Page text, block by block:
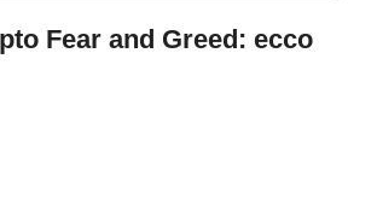
Fear and Greed: ecco